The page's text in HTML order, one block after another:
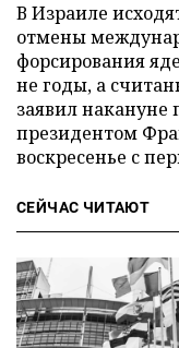
В Израиле
отмены
форсирования
не годы, а
заявил накануне
президентом
воскресенье с
СЕЙЧАС ЧИТАЮТ